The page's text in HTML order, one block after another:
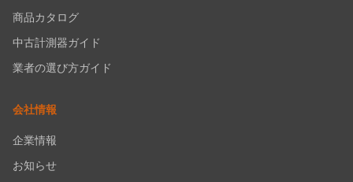
商品カタログ
中古計測器ガイド
業者の選び方ガイド
会社情報
企業情報
お知らせ